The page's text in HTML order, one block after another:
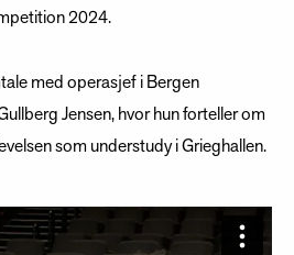
2024.
med operasjef i Bergen
Jensen, hvor hun forteller om
som understudy i Grieghallen.